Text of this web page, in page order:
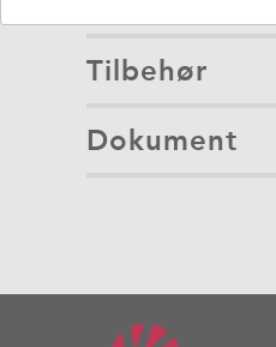
Tilbehør
Dokument